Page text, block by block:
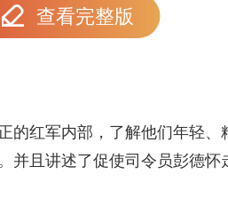
查看完整版
的红军内部，了解他们年轻
并且讲述了促使司令员彭德